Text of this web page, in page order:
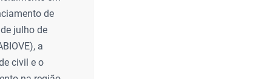
de
julho de
a
civil e o